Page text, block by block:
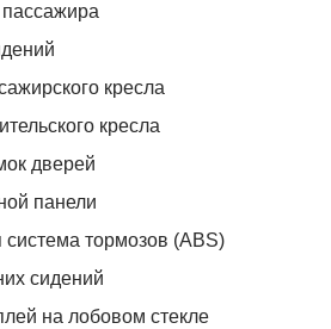
кресла
кресла
дверей
панели
тормозов (ABS)
сидений
на лобовом стекле